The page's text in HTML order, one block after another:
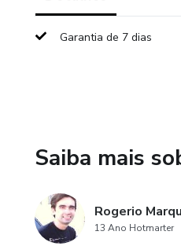
Garantia de 7 dias
Saiba mais
Rogerio
13 Ano Hotmarter